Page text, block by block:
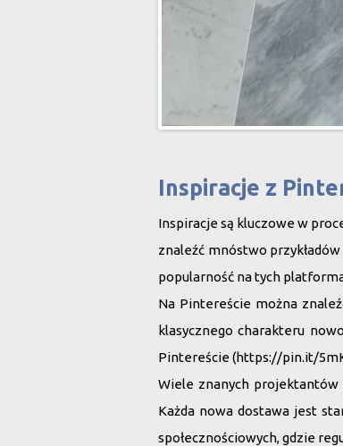
Inspiracje z
Inspiracje są kluczowe w
znaleźć mnóstwo
popularność na tych
Na Pintereście można
klasycznego charakteru
Pintereście (https://pin.it/
Wiele znanych projektantów
Każda nowa dostawa jest
społecznościowych, gdzie